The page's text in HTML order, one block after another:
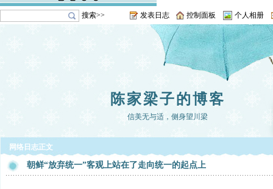
搜索>> 发表日志 控制面板 个人相册
陈家梁子的博客
信美无与适，侧身望川梁
网络日志正文
朝鲜“放弃统一”客观上站在了走向统一的起点上